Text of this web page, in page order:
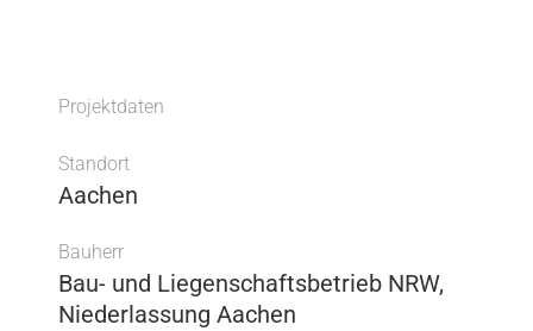
Projektdaten
Standort
Aachen
Bauherr
Bau- und Liegenschaftsbetrieb NRW,
Niederlassung Aachen